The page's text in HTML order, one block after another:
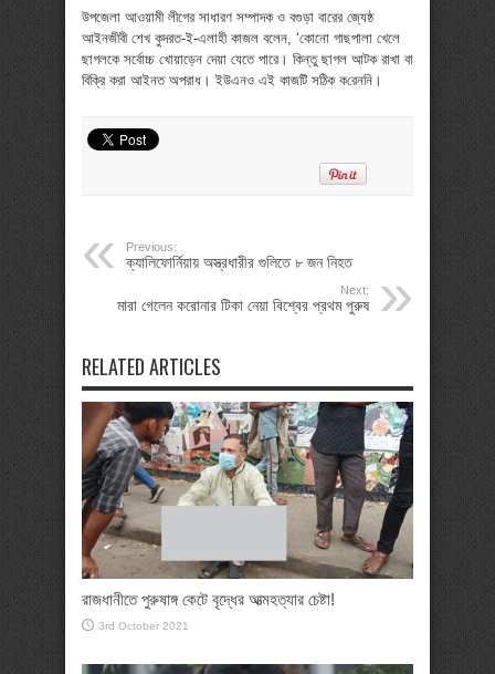
উপজেলা আওয়ামী লীগের সাধারণ সম্পাদক ও বগুড়া বারের জ্যেষ্ঠ
আইনজীবী শেখ কুদরত-ই-এলাহী কাজল বলেন, ‌‘কোনো গাছপালা খেলে
ছাগলকে সর্বোচ্চ খোয়াড়েন দেয়া যেতে পারে। কিন্তু ছাগল আটক রাখা বা
বিক্রি করা আইনত অপরাধ। ইউএনও এই কাজটি স‌ঠিক ক‌রেন‌নি।
Previous:
ক্যালিফোর্নিয়ায় অস্ত্রধারীর গুলিতে ৮ জন নিহত
Next:
মারা গেলেন করোনার টিকা নেয়া বিশ্বের প্রথম পুরুষ
RELATED ARTICLES
রাজধানীতে পুরুষাঙ্গ কেটে বৃদ্ধের আত্মহত্যার চেষ্টা!
3rd October 2021